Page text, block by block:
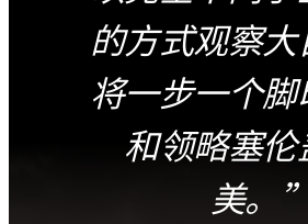
的方式观察
将一步一个
和领略塞
美。